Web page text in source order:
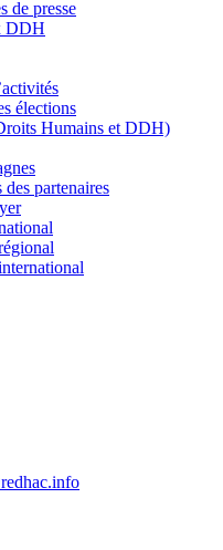
de presse
DDH
élections
Humains et DDH)
des partenaires